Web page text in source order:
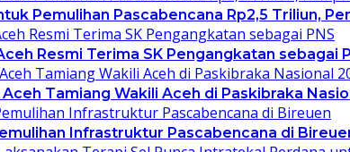
Pemulihan Pascabencana Rp2,5 Triliun,
Resmi Terima SK Pengangkatan sebagai
Tamiang Wakili Aceh di Paskibraka
Infrastruktur Pascabencana di